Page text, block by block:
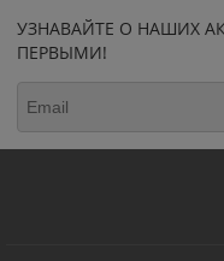
УЗНАВАЙТЕ О НАШИХ
ПЕРВЫМИ!